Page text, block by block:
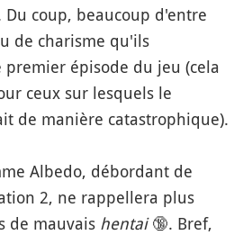
coup, beaucoup d'entre
de charisme qu'ils
premier épisode du jeu (cela
ceux sur lesquels le
de manière catastrophique).
Albedo, débordant de
2, ne rappellera plus
de mauvais hentai🔞. Bref,